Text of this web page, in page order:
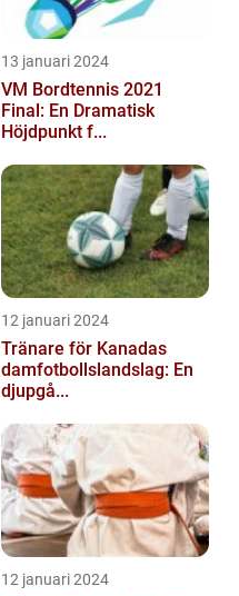
13 januari 2024
VM Bordtennis 2021
Final: En Dramatisk
Höjdpunkt f...
12 januari 2024
Tränare för Kanadas
damfotbollslandslag: En
djupgå...
12 januari 2024